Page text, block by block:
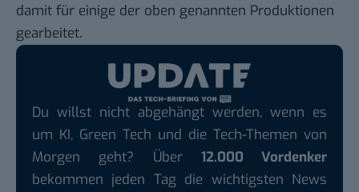
damit für einige der oben genannten Produktionen
gearbeitet.
Du willst nicht abgehängt werden, wenn es
um KI, Green Tech und die Tech-Themen von
Morgen geht? Über 12.000 Vordenker
bekommen jeden Tag die wichtigsten News